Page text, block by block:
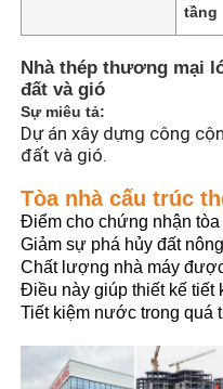
Nhà
Sản phẩm
Video
tầng
Nhà thép thương mại
đất và gió
Sự miêu tả:
Dự án xây dựng công
đất và gió.
Tòa nhà cấu trúc
Điểm cho chứng nhận tòa
Giảm sự phá hủy đất
Chất lượng nhà máy
Điều này giúp thiết kế tiết
Tiết kiệm nước trong quá